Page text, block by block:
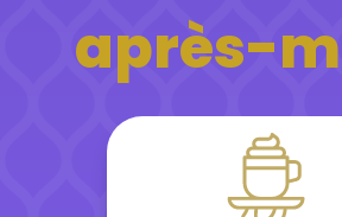
après-